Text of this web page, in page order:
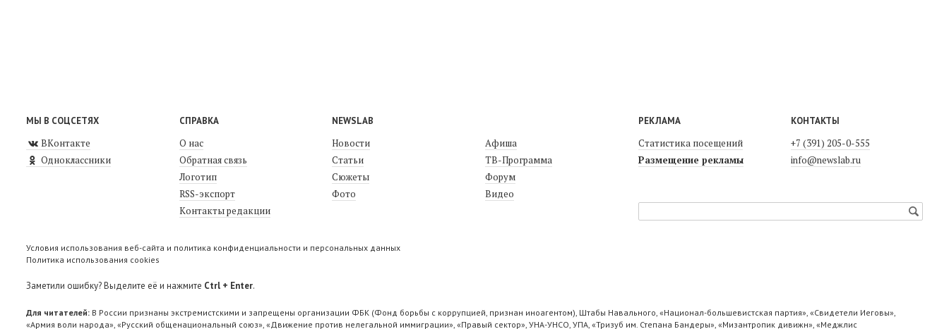
МЫ В СОЦСЕТЯХ
ВКонтакте
Одноклассники
СПРАВКА
О нас
Обратная связь
Логотип
RSS-экспорт
Контакты редакции
NEWSLAB
Новости
Статьи
Сюжеты
Фото
Афиша
ТВ-Программа
Форум
Видео
РЕКЛАМА
Статистика посещений
Размещение рекламы
КОНТАКТЫ
+7 (391) 205-0-555
info@newslab.ru
Условия использования веб-сайта и политика конфиденциальности и персональных данных
Политика использования cookies
Заметили ошибку? Выделите её и нажмите Ctrl + Enter.
Для читателей: В России признаны экстремистскими и запрещены организации ФБК (Фонд борьбы с коррупцией, признан иноагентом), Штабы Навального, «Национал-большевистская партия», «Свидетели Иеговы»,
«Армия воли народа», «Русский общенациональный союз», «Движение против нелегальной иммиграции», «Правый сектор», УНА-УНСО, УПА, «Тризуб им. Степана Бандеры», «Мизантропик дивижн», «Меджлис